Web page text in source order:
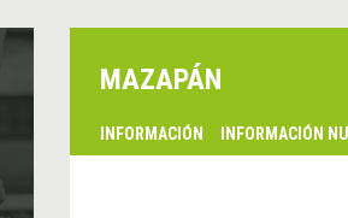
MAZAPÁN
INFORMACIÓN INFORMACIÓN